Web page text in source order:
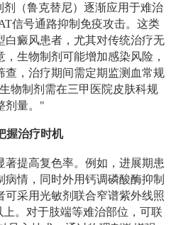
（鲁克替尼）逐渐应用于难治
信号通路抑制免疫攻击。这类
白癜风患者，尤其对传统治疗无
生物制剂可能增加感染风险，
查，治疗期间需定期监测血常规
物制剂需在三甲医院皮肤科规
剂量。"
握治疗时机
提高复色率。例如，进展期患
情，同时外用钙调磷酸酶抑制
采用光敏剂联合窄谱紫外线照
。对于肢端等难治部位，可联